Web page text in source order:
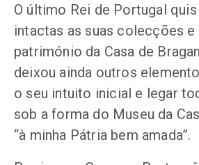
214
416
068
fcbraganca@fcbraganca.pt
O último Rei de Portugal
intactas as suas colecções
património da Casa de
deixou ainda outros
o seu intuito inicial e legar
sob a forma do Museu da
“à minha Pátria bem amada”.